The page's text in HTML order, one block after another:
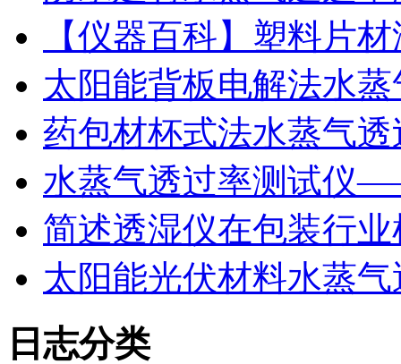
【仪器百科】塑料片
太阳能背板电解法水
药包材杯式法水蒸气
水蒸气透过率测试仪
简述透湿仪在包装行
太阳能光伏材料水蒸
日志分类